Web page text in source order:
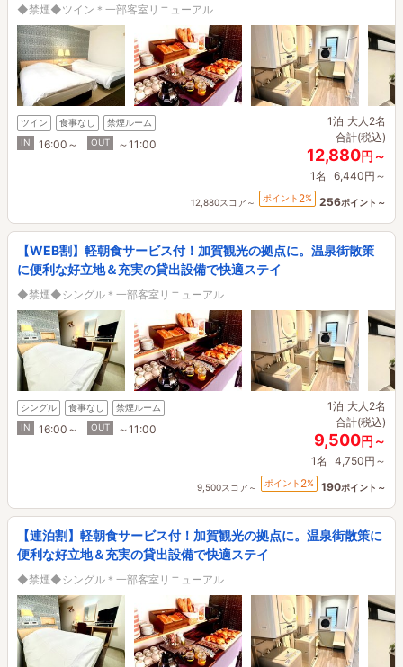
◆禁煙◆ツイン＊一部客室リニューアル
ツイン 食事なし
禁煙ルーム
IN
16:00～ OUT ～11:00
1泊 大人2名
合計(税込)
12,880円～
1名 6,440円～
12,880スコア～ ポイント 2% 256ポイント～
【WEB割】軽朝食サービス付！加賀観光の拠点に。温泉街散策
に便利な好立地＆充実の貸出設備で快適ステイ
◆禁煙◆シングル＊一部客室リニューアル
シングル 食事なし
禁煙ルーム
IN
16:00～ OUT ～11:00
1泊 大人2名
合計(税込)
9,500円～
1名 4,750円～
9,500スコア～ ポイント 2% 190ポイント～
【連泊割】軽朝食サービス付！加賀観光の拠点に。温泉街散策に
便利な好立地＆充実の貸出設備で快適ステイ
◆禁煙◆シングル＊一部客室リニューアル